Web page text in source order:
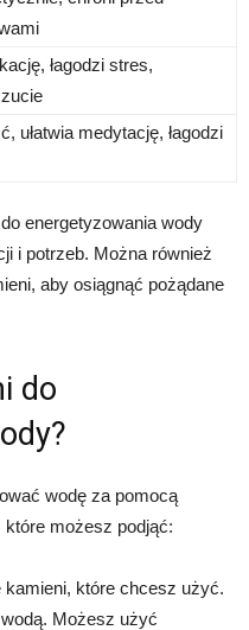
łagodzi stres,
ułatwia medytację, łagodzi
energetyzowania wody
i potrzeb. Można również
aby osiągnąć pożądane
do
wodę za pomocą
możesz podjąć:
które chcesz użyć.
Możesz użyć